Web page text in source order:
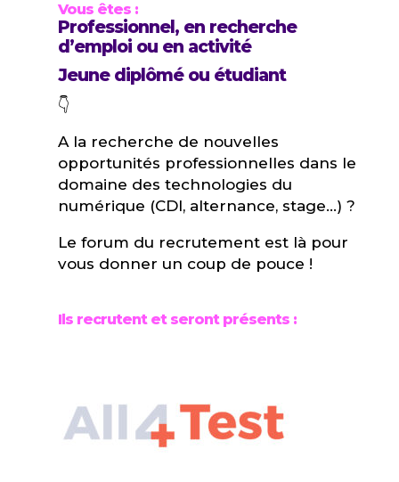
Vous êtes :
Professionnel, en recherche
d’emploi ou en activité
Jeune diplômé ou étudiant
👇
A la recherche de nouvelles
opportunités professionnelles dans le
domaine des technologies du
numérique (CDI, alternance, stage…) ?
Le forum du recrutement est là pour
vous donner un coup de pouce !
Ils recrutent et seront présents :